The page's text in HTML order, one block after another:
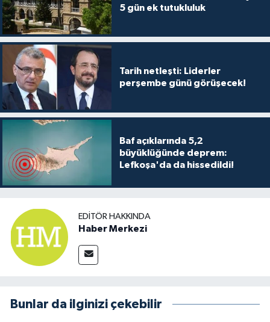
5 gün ek tutukluluk
Tarih netleşti: Liderler
perşembe günü görüşecek!
Baf açıklarında 5,2
büyüklüğünde deprem:
Lefkoşa'da da hissedildi!
EDITÖR HAKKINDA
Haber Merkezi
Bunlar da ilginizi çekebilir